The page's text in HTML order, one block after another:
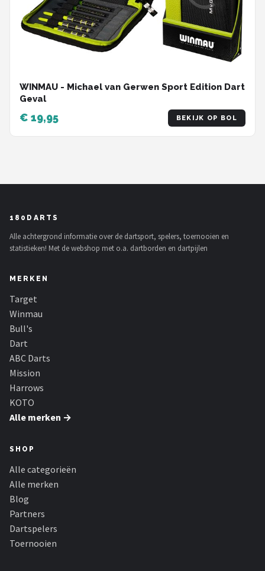
WINMAU - Michael van Gerwen Sport Edition Dart
Geval
€ 19,95 BEKIJK OP BOL
180DARTS
Alle achtergrond informatie over de dartsport, spelers, toernooien en
statistieken! Met de webshop met o.a. dartborden en dartpijlen
MERKEN
Target
Winmau
Bull's
Dart
ABC Darts
Mission
Harrows
KOTO
Alle merken →
SHOP
Alle categorieën
Alle merken
Blog
Partners
Dartspelers
Toernooien